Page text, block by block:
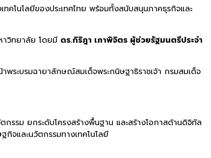
คโนโลยีของประเทศไทย พร้อมทั้งสนับสนุนภาคธุรกิจและ
วิทยาลัย โดยมี ดร.กิริฎา เภาพิจิตร ผู้ช่วยรัฐมนตรีประจำ
พระบรมฉายาลักษณ์สมเด็จพระกนิษฐาธิราชเจ้า กรมสมเด็จ
รรม ยกระดับโครงสร้างพื้นฐาน และสร้างโอกาสด้านดิจิทัล
จและนวัตกรรมทางเทคโนโลยี